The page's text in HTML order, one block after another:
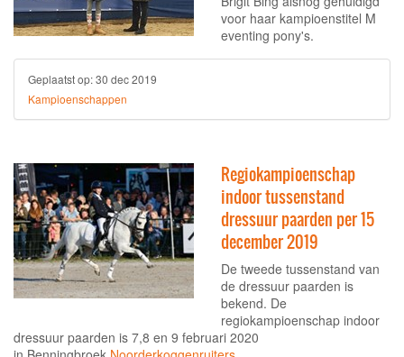
voor haar kampioenstitel M
eventing pony's.
Geplaatst op:30 dec 2019
Kampioenschappen
Regiokampioenschap
indoor tussenstand
dressuur paarden per 15
december 2019
De tweede tussenstand van
de dressuur paarden is
bekend. De
regiokampioenschap indoor
dressuur paarden is 7,8 en 9 februari 2020